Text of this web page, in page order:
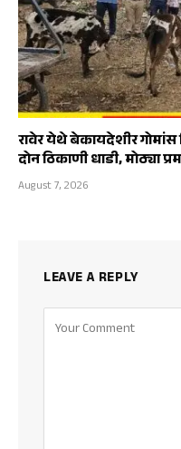
रावेर येथे बेकायदेशीर गोमांस
दोन ठिकाणी धाडी, मोठ्या
August 7, 2026
LEAVE A REPLY